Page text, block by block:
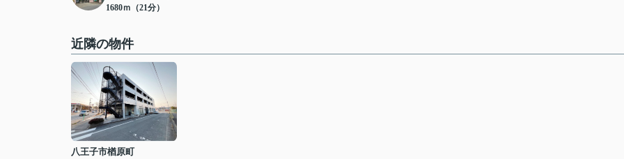
1680ｍ（21分）
近隣の物件
八王子市楢原町